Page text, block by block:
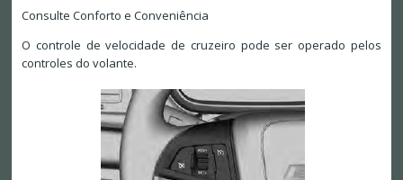
Consulte Conforto e Conveniência
O controle de velocidade de cruzeiro pode ser operado pelos
controles do volante.